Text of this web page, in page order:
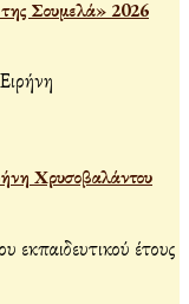
Σουμελά» 2026
Χρυσοβαλάντου